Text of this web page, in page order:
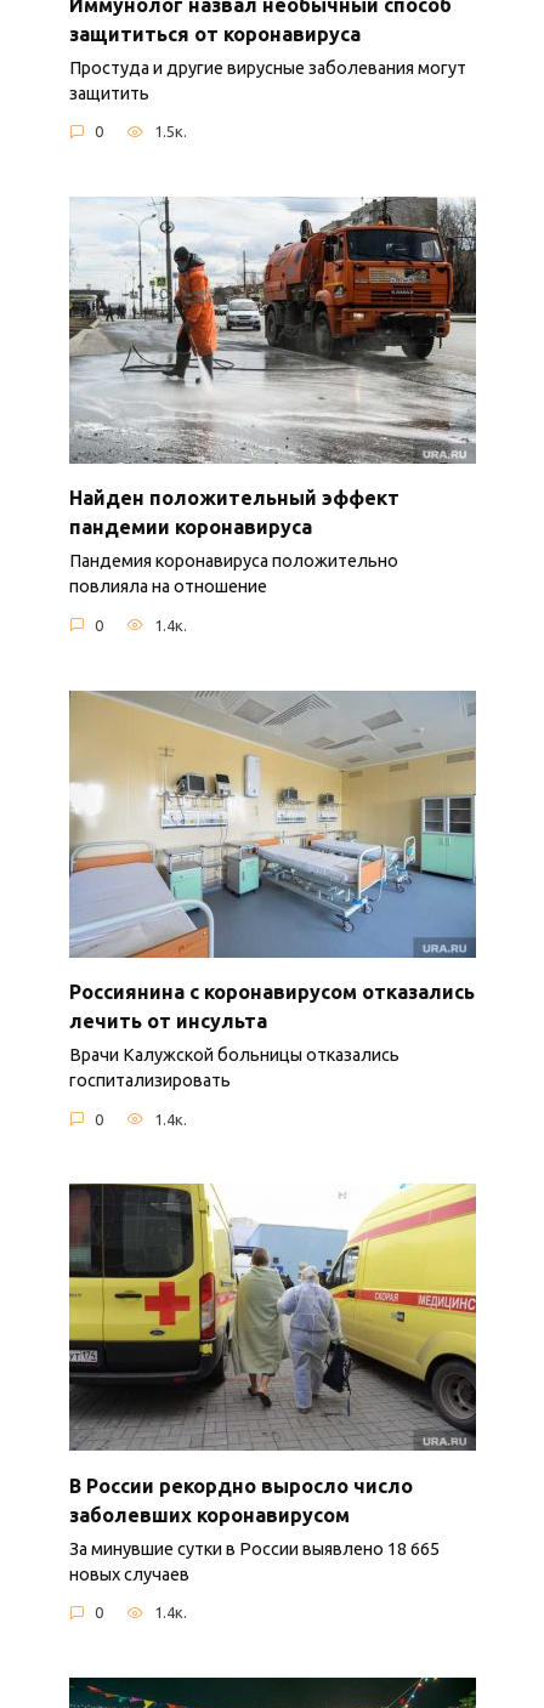
защититься от коронавируса
Простуда и другие вирусные заболевания могут
защитить
0 1.5к.
Найден положительный эффект
пандемии коронавируса
Пандемия коронавируса положительно
повлияла на отношение
0 1.4к.
Россиянина с коронавирусом отказались
лечить от инсульта
Врачи Калужской больницы отказались
госпитализировать
0 1.4к.
В России рекордно выросло число
заболевших коронавирусом
За минувшие сутки в России выявлено 18 665
новых случаев
0 1.4к.